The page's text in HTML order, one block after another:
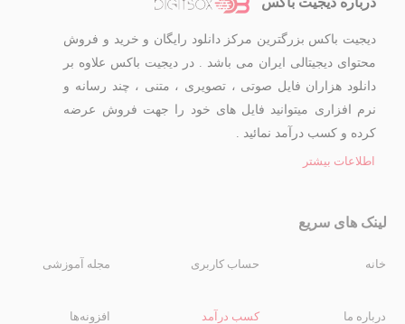
دیجیت باکس بزرگترین مرکز دانلود رایگان و خرید و فروش
محتوای دیجیتالی ایران می باشد . در دیجیت باکس علاوه بر
دانلود هزاران فایل صوتی ، تصویری ، متنی ، چند رسانه و
نرم افزاری میتوانید فایل های خود را جهت فروش عرضه
کرده و کسب درآمد نمائید .
اطلاعات بیشتر
لینک های سریع
خانه
درباره ما
حساب کاربری
کسب درآمد
مجله آموزشی
افزونه‌ها